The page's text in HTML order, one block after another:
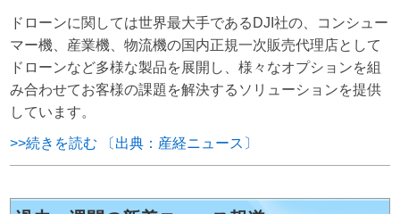
ドローンに関しては世界最大手であるDJI社の、コンシュー
マー機、産業機、物流機の国内正規一次販売代理店として
ドローンなど多様な製品を展開し、様々なオプションを組
み合わせてお客様の課題を解決するソリューションを提供
しています。
>>続きを読む 〔出典：産経ニュース〕